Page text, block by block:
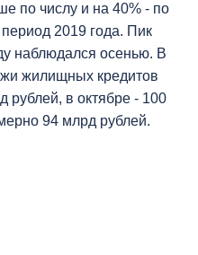
по числу и на 40% - по
2019 года. Пик
наблюдался осенью. В
жилищных кредитов
рублей, в октябре - 100
94 млрд рублей.